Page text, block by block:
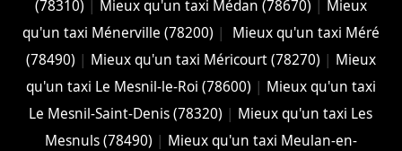
(78310) | Mieux qu'un taxi Médan (78670) | Mieux
qu'un taxi Ménerville (78200) |
Mieux qu'un taxi Méré
(78490) | Mieux qu'un taxi Méricourt (78270) | Mieux
qu'un taxi Le Mesnil-le-Roi (78600) | Mieux qu'un taxi
Le Mesnil-Saint-Denis (78320) | Mieux qu'un taxi Les
Mesnuls (78490) | Mieux qu'un taxi Meulan-en-